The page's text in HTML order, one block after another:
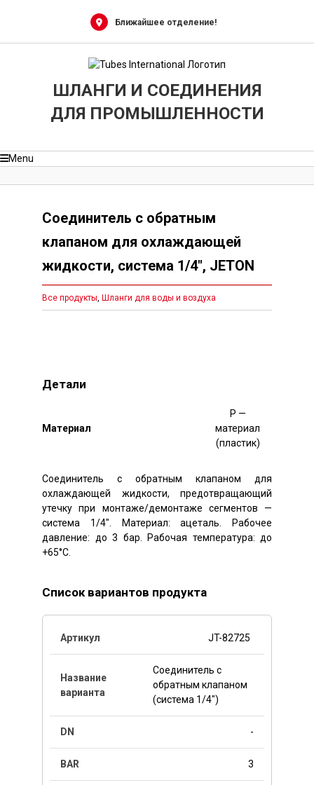
Ближайшее отделение!
ШЛАНГИ И СОЕДИНЕНИЯ
ДЛЯ ПРОМЫШЛЕННОСТИ
Menu
Соединитель с обратным
клапаном для охлаждающей
жидкости, система 1/4″, JETON
Все продукты, Шланги для воды и воздуха
Детали
Mатериал
P —
материал
(пластик)
Соединитель с обратным клапаном для
охлаждающей жидкости, предотвращающий
утечку при монтаже/демонтаже сегментов —
система 1/4″. Материал: ацеталь. Рабочее
давление: до 3 бар. Рабочая температура: до
+65°C.
Список вариантов продукта
JT-82725
Соединитель с
обратным клапаном
(система 1/4")
-
3